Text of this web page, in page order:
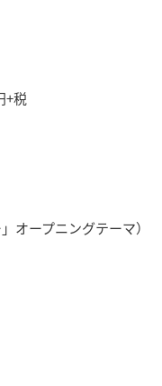
+税
オープニングテーマ）